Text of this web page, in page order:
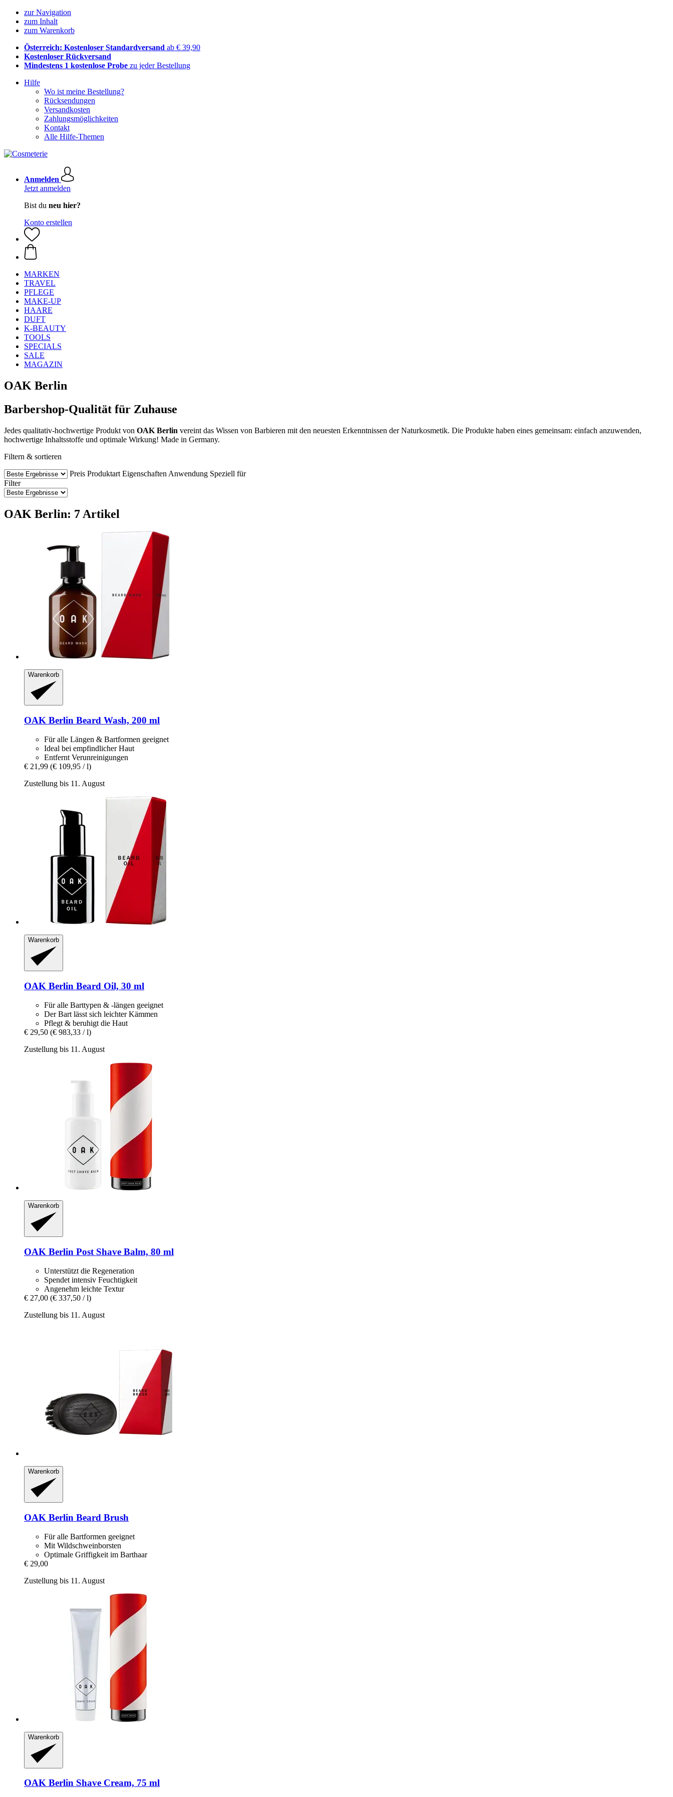
zur Navigation
zum Inhalt
zum Warenkorb
Österreich: Kostenloser Standardversand ab € 39,90
Kostenloser Rückversand
Mindestens 1 kostenlose Probe zu jeder Bestellung
Hilfe
Wo ist meine Bestellung?
Rücksendungen
Versandkosten
Zahlungsmöglichkeiten
Kontakt
Alle Hilfe-Themen
Anmelden
Jetzt anmelden
Bist du neu hier?
Konto erstellen
MARKEN
TRAVEL
PFLEGE
MAKE-UP
HAARE
DUFT
K-BEAUTY
TOOLS
SPECIALS
SALE
MAGAZIN
OAK Berlin
Barbershop-Qualität für Zuhause
Jedes qualitativ-hochwertige Produkt von OAK Berlin vereint das Wissen von Barbieren mit den neuesten Erkenntnissen der Naturkosmetik. Die Produkte haben eines gemeinsam: einfach anzuwenden,
hochwertige Inhaltsstoffe und optimale Wirkung! Made in Germany.
Filtern & sortieren
Preis Produktart Eigenschaften Anwendung Speziell für
Filter
OAK Berlin: 7 Artikel
Warenkorb
OAK Berlin Beard Wash, 200 ml
Für alle Längen & Bartformen geeignet
Ideal bei empfindlicher Haut
Entfernt Verunreinigungen
€ 21,99 (€ 109,95 / l)
Zustellung bis 11. August
Warenkorb
OAK Berlin Beard Oil, 30 ml
Für alle Barttypen & -längen geeignet
Der Bart lässt sich leichter Kämmen
Pflegt & beruhigt die Haut
€ 29,50 (€ 983,33 / l)
Zustellung bis 11. August
Warenkorb
OAK Berlin Post Shave Balm, 80 ml
Unterstützt die Regeneration
Spendet intensiv Feuchtigkeit
Angenehm leichte Textur
€ 27,00 (€ 337,50 / l)
Zustellung bis 11. August
Warenkorb
OAK Berlin Beard Brush
Für alle Bartformen geeignet
Mit Wildschweinborsten
Optimale Griffigkeit im Barthaar
€ 29,00
Zustellung bis 11. August
Warenkorb
OAK Berlin Shave Cream, 75 ml